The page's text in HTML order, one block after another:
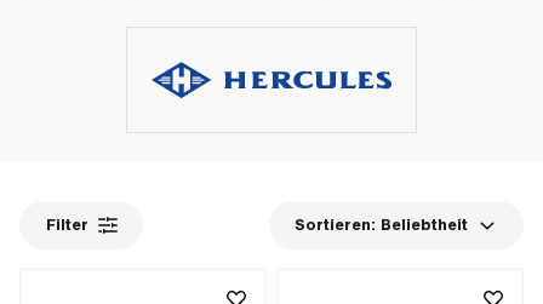
Filter Sortieren: Beliebtheit